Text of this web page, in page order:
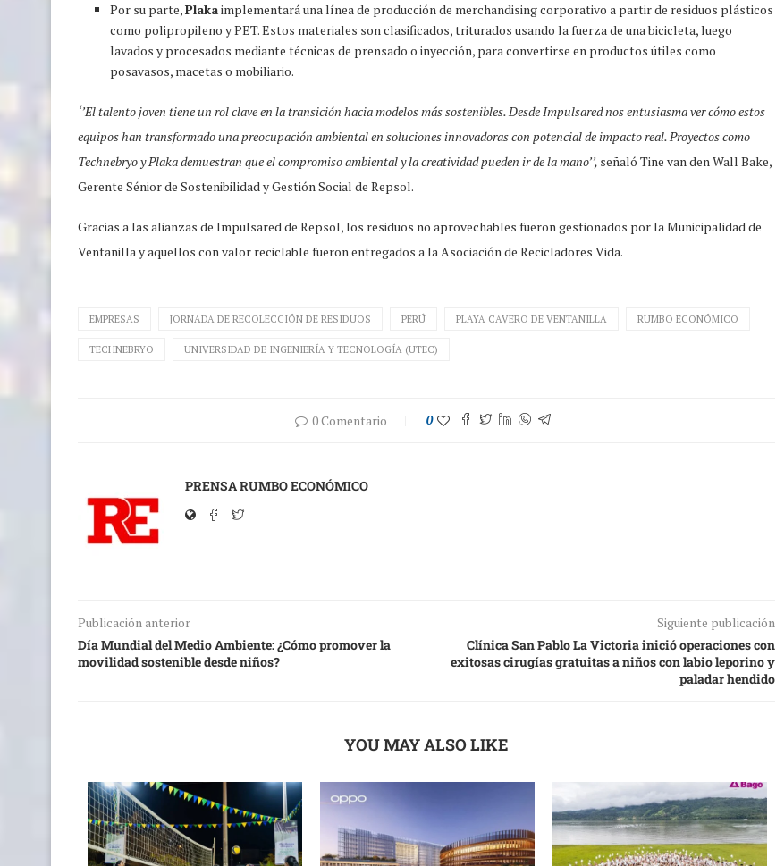
Por su parte,Plakaimplementará una línea de producción de merchandising corporativo a partir de residuos plásticos
como polipropileno y PET. Estos materiales son clasificados, triturados usando la fuerza de una bicicleta, luego
lavados y procesados mediante técnicas de prensado o inyección, para convertirse en productos útiles como
posavasos, macetas o mobiliario.
‘’El talento joven tiene un rol clave en la transición hacia modelos más sostenibles. Desde Impulsared nos entusiasma ver cómo estos
equipos han transformado una preocupación ambiental en soluciones innovadoras con potencial de impacto real. Proyectos como
Technebryo y Plaka demuestran que el compromiso ambiental y la creatividad pueden ir de la mano’’, señaló Tine van den Wall Bake,
Gerente Sénior de Sostenibilidad y Gestión Social de Repsol.
Gracias a las alianzas de Impulsared de Repsol, los residuos no aprovechables fueron gestionados por la Municipalidad de
Ventanilla y aquellos con valor reciclable fueron entregados a la Asociación de Recicladores Vida.
EMPRESAS JORNADA DE RECOLECCIÓN DE RESIDUOS PERÚ PLAYA CAVERO DE VENTANILLA RUMBO ECONÓMICO
TECHNEBRYO UNIVERSIDAD DE INGENIERÍA Y TECNOLOGÍA (UTEC)
0 Comentario 0
PRENSA RUMBO ECONÓMICO
Publicación anterior
Día Mundial del Medio Ambiente: ¿Cómo promover la
movilidad sostenible desde niños?
Siguiente publicación
Clínica San Pablo La Victoria inició operaciones con
exitosas cirugías gratuitas a niños con labio leporino y
paladar hendido
YOU MAY ALSO LIKE